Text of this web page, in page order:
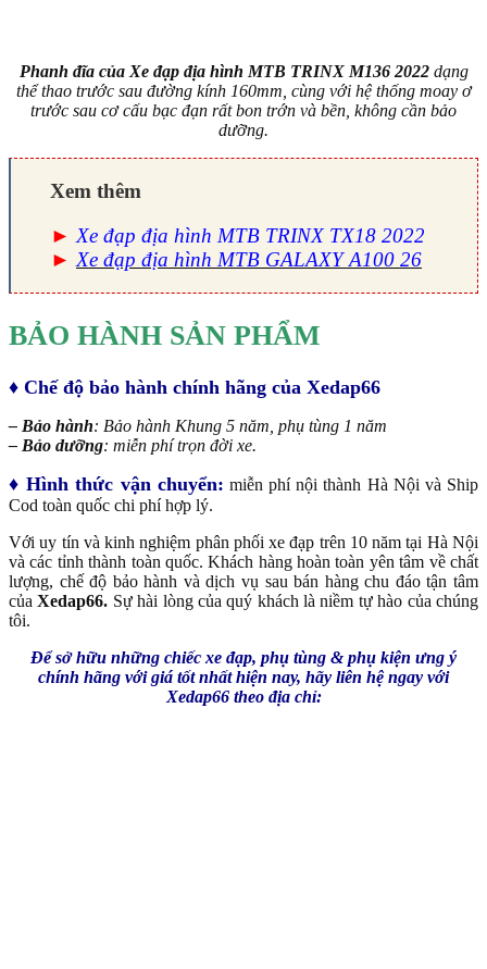
Phanh đĩa của Xe đạp địa hình MTB TRINX M136 2022 dạng
thể thao trước sau đường kính 160mm, cùng với hệ thống moay ơ
trước sau cơ cấu bạc đạn rất bon trớn và bền, không cần bảo
dưỡng.
Xem thêm
► Xe đạp địa hình MTB TRINX TX18 2022
► Xe đạp địa hình MTB GALAXY A100 26
BẢO HÀNH SẢN PHẨM
♦ Chế độ bảo hành chính hãng của Xedap66
– Bảo hành: Bảo hành Khung 5 năm, phụ tùng 1 năm
– Bảo dưỡng: miễn phí trọn đời xe.
♦ Hình thức vận chuyển: miễn phí nội thành Hà Nội và Ship
Cod toàn quốc chi phí hợp lý.
Với uy tín và kinh nghiệm phân phối xe đạp trên 10 năm tại Hà Nội
và các tỉnh thành toàn quốc. Khách hàng hoàn toàn yên tâm về chất
lượng, chế độ bảo hành và dịch vụ sau bán hàng chu đáo tận tâm
củaXedap66. Sự hài lòng của quý khách là niềm tự hào của chúng
tôi.
Để sở hữu những chiếc xe đạp, phụ tùng & phụ kiện ưng ý
chính hãng với giá tốt nhất hiện nay, hãy liên hệ ngay với
Xedap66 theo địa chỉ: